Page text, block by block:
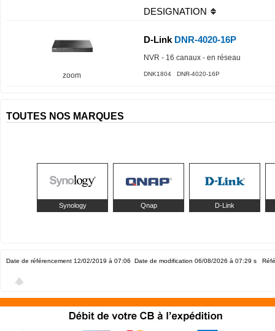
DESIGNATION
zoom
D-Link DNR-4020-16P
NVR - 16 canaux - en réseau
DNK1804 DNR-4020-16P
TOUTES NOS MARQUES
Synology Qnap D-Link
Date de référencement 12/02/2019 à 07:06 Date de modification 06/08/2026 à 07:29 s